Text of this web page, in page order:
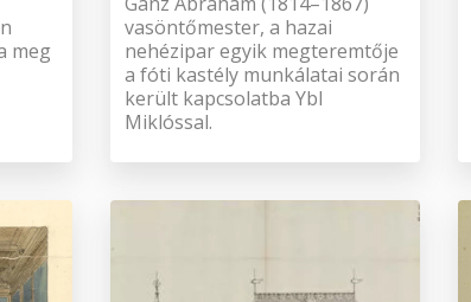
meg
vasöntőmester, a hazai
nehézipar egyik megteremtője
a fóti kastély munkálatai során
került kapcsolatba Ybl
Miklóssal.